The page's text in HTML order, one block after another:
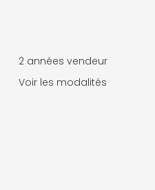
2 années vendeur
Voir les modalités